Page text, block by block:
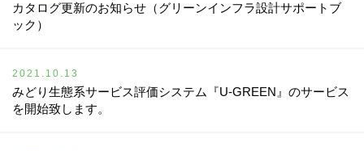
カタログ更新のお知らせ（グリーンインフラ設計サポートブ
ック）
2021.10.13
みどり生態系サービス評価システム『U-GREEN』のサービス
を開始致します。